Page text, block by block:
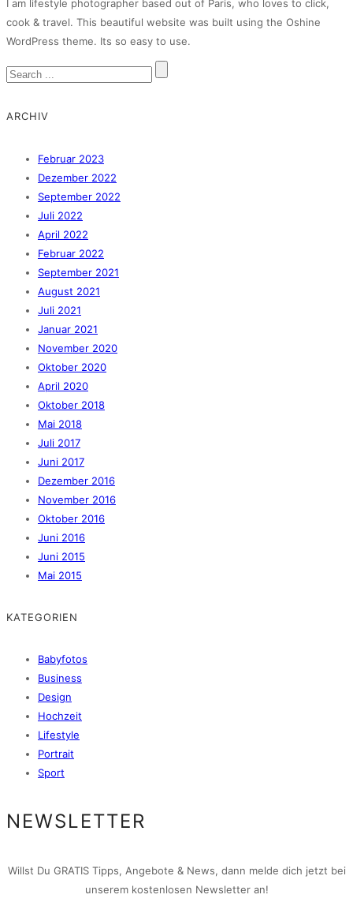
I am lifestyle photographer based out of Paris, who loves to click,
cook & travel. This beautiful website was built using the Oshine
WordPress theme. Its so easy to use.
ARCHIV
Februar 2023
Dezember 2022
September 2022
Juli 2022
April 2022
Februar 2022
September 2021
August 2021
Juli 2021
Januar 2021
November 2020
Oktober 2020
April 2020
Oktober 2018
Mai 2018
Juli 2017
Juni 2017
Dezember 2016
November 2016
Oktober 2016
Juni 2016
Juni 2015
Mai 2015
KATEGORIEN
Babyfotos
Business
Design
Hochzeit
Lifestyle
Portrait
Sport
NEWSLETTER
Willst Du GRATIS Tipps, Angebote & News, dann melde dich jetzt bei
unserem kostenlosen Newsletter an!